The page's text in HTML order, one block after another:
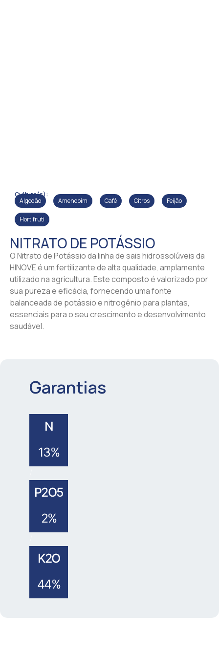
Cultura(s):
Algodão Amendoim Café Citros Feijão
Hortifruti
NITRATO DE POTÁSSIO
O Nitrato de Potássio da linha de sais hidrossolúveis da
HINOVE é um fertilizante de alta qualidade, amplamente
utilizado na agricultura. Este composto é valorizado por
sua pureza e eficácia, fornecendo uma fonte
balanceada de potássio e nitrogênio para plantas,
essenciais para o seu crescimento e desenvolvimento
saudável.
Garantias
N
13%
P2O5
2%
K2O
44%